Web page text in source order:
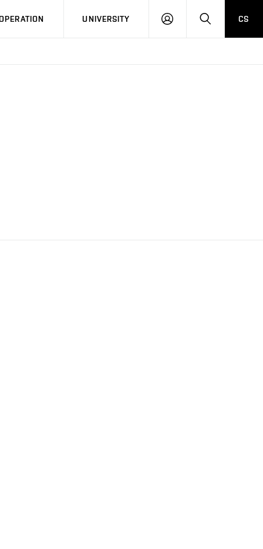
UNIVERSITY
LOG
SEARCHCS